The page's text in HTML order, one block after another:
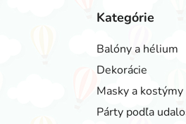
Kategórie
Balóny a hélium
Dekorácie
Masky a kostýmy
Párty podľa